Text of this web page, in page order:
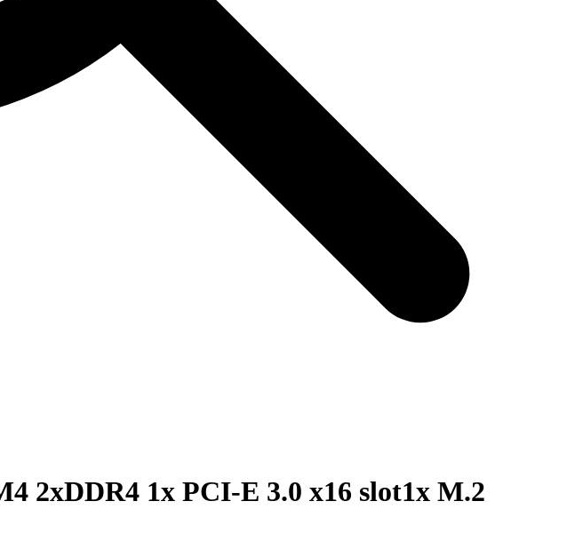
2xDDR4 1x PCI-E 3.0 x16 slot1x M.2